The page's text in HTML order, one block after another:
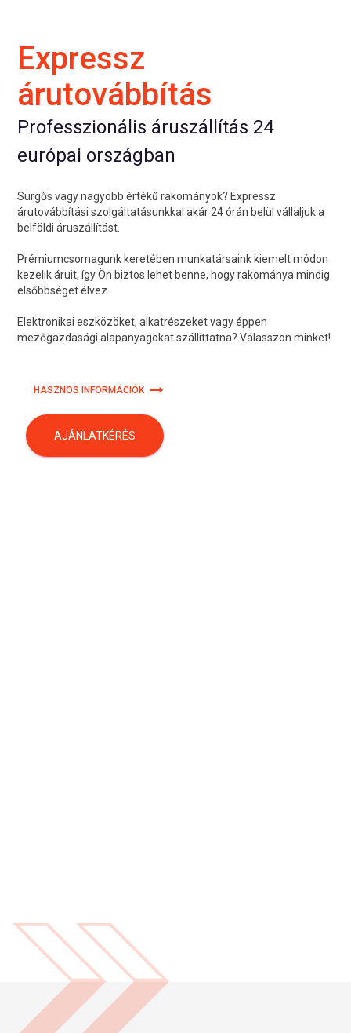
Expressz
árutovábbítás
Professzionális áruszállítás 24
európai országban
Sürgős vagy nagyobb értékű rakományok? Expressz
árutovábbítási szolgáltatásunkkal akár 24 órán belül vállaljuk a
belföldi áruszállítást.
Prémiumcsomagunk keretében munkatársaink kiemelt módon
kezelik áruit, így Ön biztos lehet benne, hogy rakománya mindig
elsőbbséget élvez.
Elektronikai eszközöket, alkatrészeket vagy éppen
mezőgazdasági alapanyagokat szállíttatna? Válasszon minket!
HASZNOS INFORMÁCIÓK